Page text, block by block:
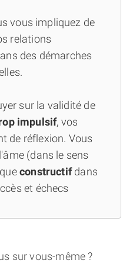
vous impliquez de
relations
des démarches
sur la validité de
impulsif, vos
de réflexion. Vous
(dans le sens
constructifdans
et échecs
sur vous-même ?